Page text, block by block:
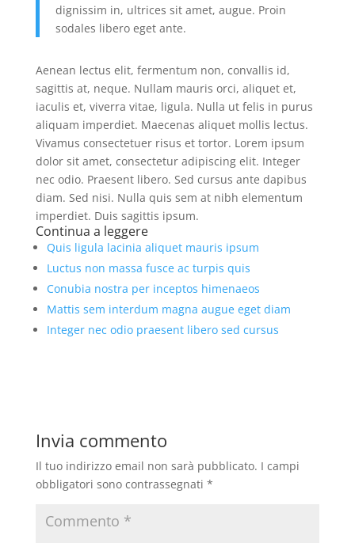
dignissim in, ultrices sit amet, augue. Proin
sodales libero eget ante.
Aenean lectus elit, fermentum non, convallis id,
sagittis at, neque. Nullam mauris orci, aliquet et,
iaculis et, viverra vitae, ligula. Nulla ut felis in purus
aliquam imperdiet. Maecenas aliquet mollis lectus.
Vivamus consectetuer risus et tortor. Lorem ipsum
dolor sit amet, consectetur adipiscing elit. Integer
nec odio. Praesent libero. Sed cursus ante dapibus
diam. Sed nisi. Nulla quis sem at nibh elementum
imperdiet. Duis sagittis ipsum.
Continua a leggere
Quis ligula lacinia aliquet mauris ipsum
Luctus non massa fusce ac turpis quis
Conubia nostra per inceptos himenaeos
Mattis sem interdum magna augue eget diam
Integer nec odio praesent libero sed cursus
Invia commento
Il tuo indirizzo email non sarà pubblicato. I campi
obbligatori sono contrassegnati *